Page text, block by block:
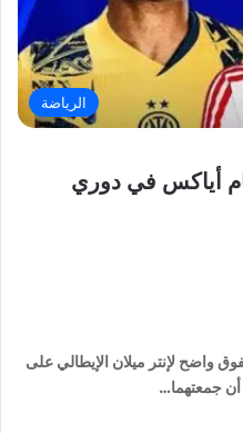
الرياضة
أياكس في دوري
واضح لإنتر ميلان الإيطالي على
جمعتهما…